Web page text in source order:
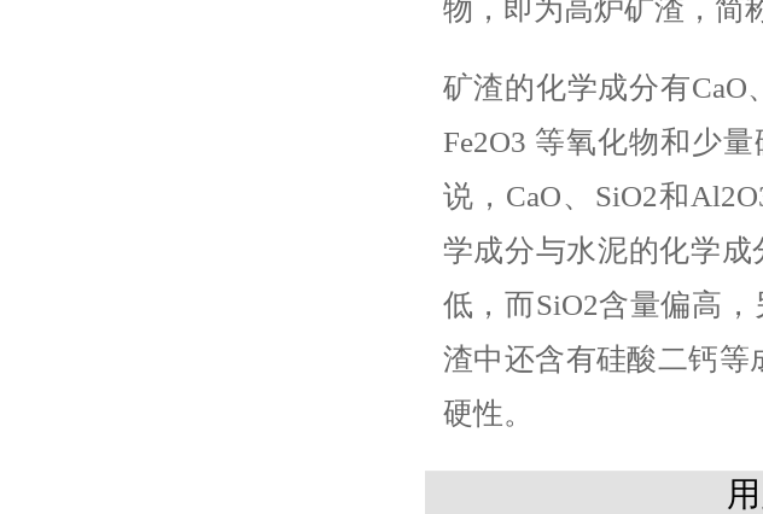
物，即为高炉矿渣，简
矿渣的化学成分有CaO
Fe2O3 等氧化物和少
说，CaO、SiO2和
学成分与水泥的化学成
低，而SiO2含量偏高
渣中还含有硅酸二钙等
硬性。